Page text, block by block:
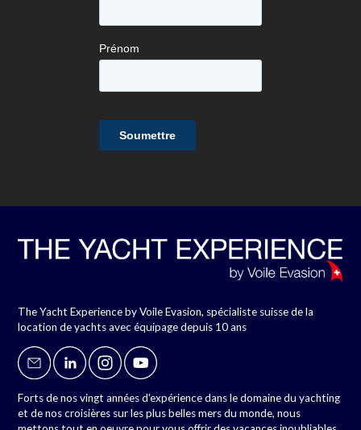
The Yacht Experience by Voile Evasion, spécialiste suisse de la
location de yachts avec équipage depuis 10 ans
Forts de nos vingt années d'expérience dans le domaine du yachting
et de nos croisières sur les plus belles mers du monde, nous